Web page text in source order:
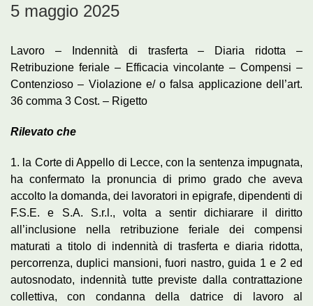
5 maggio 2025
Lavoro – Indennità di trasferta – Diaria ridotta –
Retribuzione feriale – Efficacia vincolante – Compensi –
Contenzioso – Violazione e/ o falsa applicazione dell’art.
36 comma 3 Cost. – Rigetto
Rilevato che
1. la Corte di Appello di Lecce, con la sentenza impugnata,
ha confermato la pronuncia di primo grado che aveva
accolto la domanda, dei lavoratori in epigrafe, dipendenti di
F.S.E. e S.A. S.r.l., volta a sentir dichiarare il diritto
all’inclusione nella retribuzione feriale dei compensi
maturati a titolo di indennità di trasferta e diaria ridotta,
percorrenza, duplici mansioni, fuori nastro, guida 1 e 2 ed
autosnodato, indennità tutte previste dalla contrattazione
collettiva, con condanna della datrice di lavoro al